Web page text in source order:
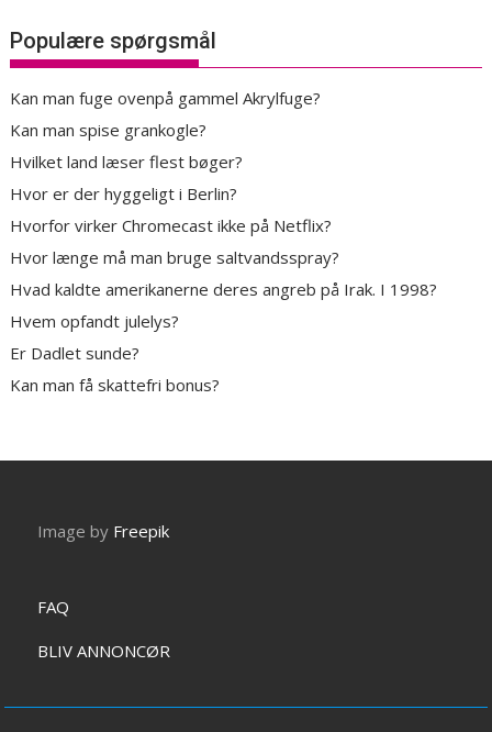
Populære spørgsmål
Kan man fuge ovenpå gammel Akrylfuge?
Kan man spise grankogle?
Hvilket land læser flest bøger?
Hvor er der hyggeligt i Berlin?
Hvorfor virker Chromecast ikke på Netflix?
Hvor længe må man bruge saltvandsspray?
Hvad kaldte amerikanerne deres angreb på Irak. I 1998?
Hvem opfandt julelys?
Er Dadlet sunde?
Kan man få skattefri bonus?
Image by Freepik
FAQ
BLIV ANNONCØR